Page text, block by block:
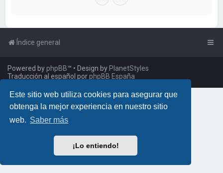
Este sitio web utiliza cookies para asegurar que
obtenga la mejor experiencia en nuestro sitio
web. Saber más
¡Lo entiendo!
Índice general
Powered byphpBB™ • Design byPlanetStyles
Traducción al español porphpBB España